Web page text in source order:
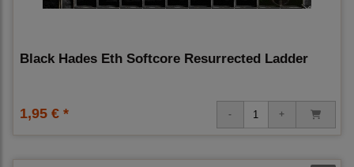
Black Hades Eth Softcore Resurrected Ladder
1,95 € *